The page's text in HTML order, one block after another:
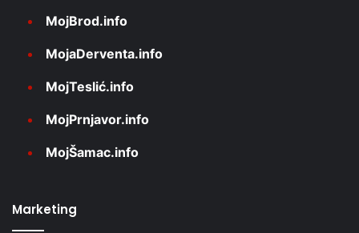
MojBrod.info
MojaDerventa.info
MojTeslić.info
MojPrnjavor.info
MojŠamac.info
Marketing